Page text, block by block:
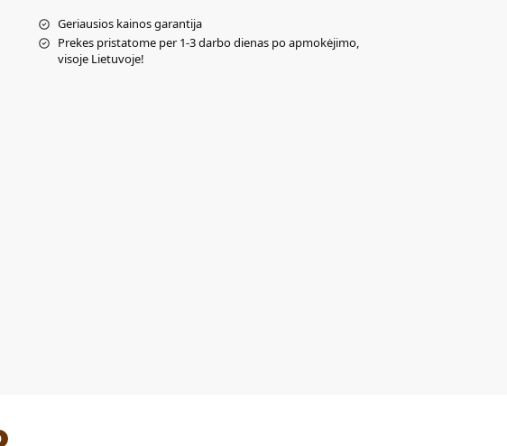
Geriausios kainos garantija
Prekes pristatome per 1-3 darbo dienas po apmokėjimo,
visoje Lietuvoje!